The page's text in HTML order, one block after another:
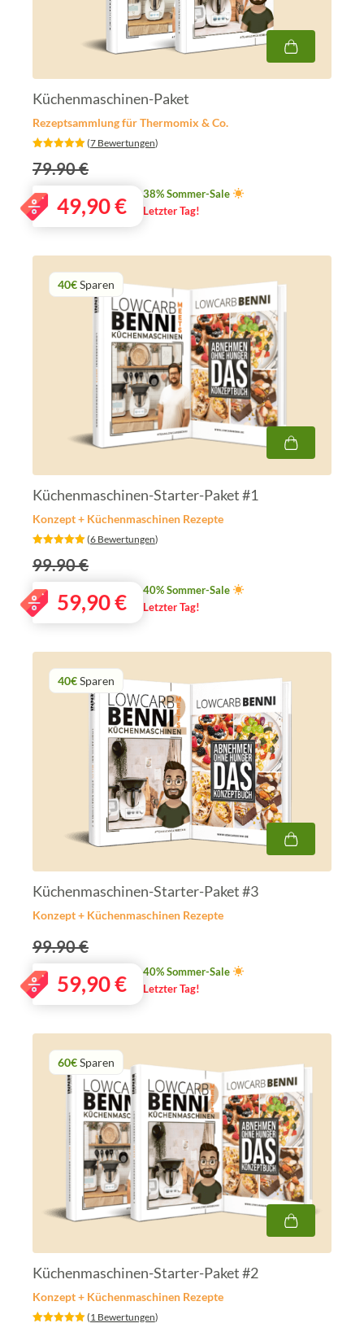
Küchenmaschinen-Paket
Rezeptsammlung für Thermomix & Co.
‎ (7 Bewertungen)
79.90 €
49,90€
38% Sommer-Sale
Letzter Tag!
40€Sparen
Küchenmaschinen-Starter-Paket #1
Konzept + Küchenmaschinen Rezepte
‎ (6 Bewertungen)
99.90 €
59,90€
40% Sommer-Sale
Letzter Tag!
40€Sparen
Küchenmaschinen-Starter-Paket #3
Konzept + Küchenmaschinen Rezepte
99.90 €
59,90€
40% Sommer-Sale
Letzter Tag!
60€Sparen
Küchenmaschinen-Starter-Paket #2
Konzept + Küchenmaschinen Rezepte
‎ (1 Bewertungen)